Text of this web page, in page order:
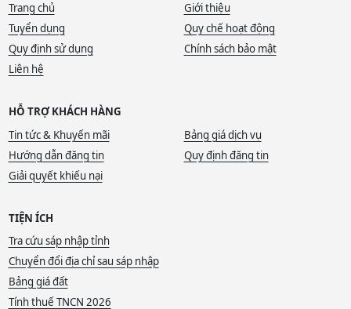
Trang chủ
Giới thiệu
Tuyển dụng
Quy chế hoạt động
Quy định sử dụng
Chính sách bảo mật
Liên hệ
HỖ TRỢ KHÁCH HÀNG
Tin tức & Khuyến mãi
Bảng giá dịch vụ
Hướng dẫn đăng tin
Quy định đăng tin
Giải quyết khiếu nại
TIỆN ÍCH
Tra cứu sáp nhập tỉnh
Chuyển đổi địa chỉ sau sáp nhập
Bảng giá đất
Tính thuế TNCN 2026